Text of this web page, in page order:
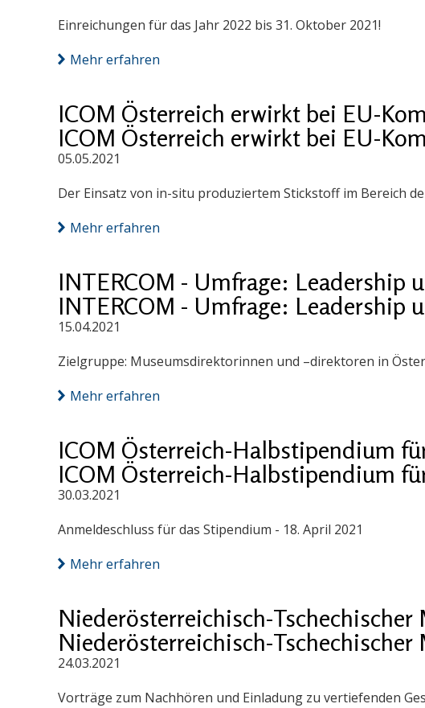
Einreichungen für das Jahr 2022 bis 31. Oktober 2021!
Mehr erfahren
ICOM Österreich erwirkt bei EU-
ICOM Österreich erwirkt bei EU-
05.05.2021
Der Einsatz von in-situ produziertem Stickstoff im Bereich
Mehr erfahren
INTERCOM - Umfrage: Leadership
INTERCOM - Umfrage: Leadership
15.04.2021
Zielgruppe: Museumsdirektorinnen und –direktoren in
Mehr erfahren
ICOM Österreich-Halbstipendium
ICOM Österreich-Halbstipendium
30.03.2021
Anmeldeschluss für das Stipendium - 18. April 2021
Mehr erfahren
Niederösterreichisch-Tschechischer
Niederösterreichisch-Tschechischer
24.03.2021
Vorträge zum Nachhören und Einladung zu vertiefenden